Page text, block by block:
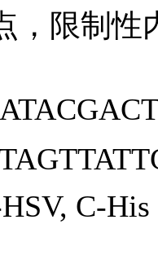
，限制性
C-His